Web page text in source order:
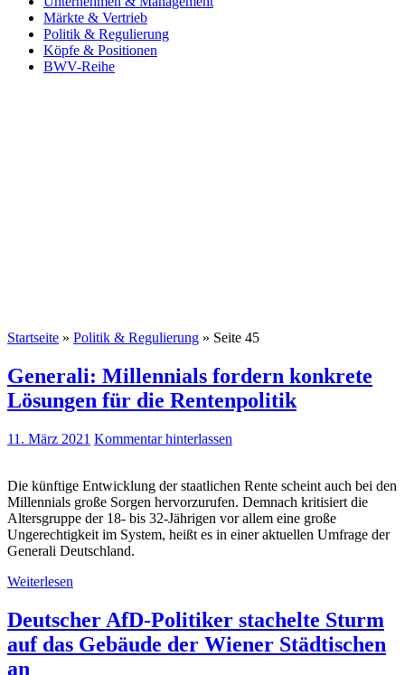
Märkte & Vertrieb
Politik & Regulierung
Köpfe & Positionen
BWV-Reihe
Startseite » Politik & Regulierung » Seite 45
Generali: Millennials fordern konkrete
Lösungen für die Rentenpolitik
11. März 2021 Kommentar hinterlassen
Die künftige Entwicklung der staatlichen Rente scheint auch bei den
Millennials große Sorgen hervorzurufen. Demnach kritisiert die
Altersgruppe der 18- bis 32-Jährigen vor allem eine große
Ungerechtigkeit im System, heißt es in einer aktuellen Umfrage der
Generali Deutschland.
Weiterlesen
Deutscher AfD-Politiker stachelte Sturm
auf das Gebäude der Wiener Städtischen
an